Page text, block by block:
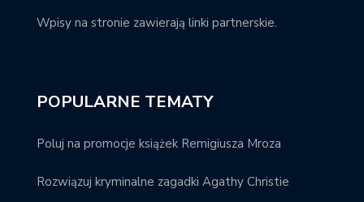
Wpisy na stronie zawierają linki partnerskie.
POPULARNE TEMATY
Poluj na promocje książek Remigiusza Mroza
Rozwiązuj kryminalne zagadki Agathy Christie